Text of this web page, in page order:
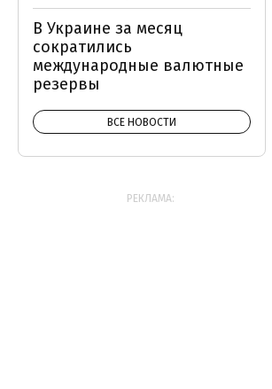
В Украине за месяц
сократились
международные валютные
резервы
ВСЕ НОВОСТИ
РЕКЛАМА: